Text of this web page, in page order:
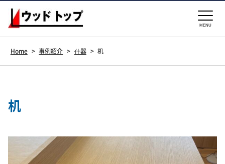
MENU
Home > 事例紹介 > 什器 > 机
机